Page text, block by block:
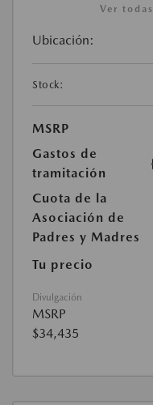
Ver
Ubicación:
Stock:
MSRP
Gastos de
tramitación
Cuota de la
Asociación de
Padres y Madres
Tu precio
Divulgación
MSRP
$34,435